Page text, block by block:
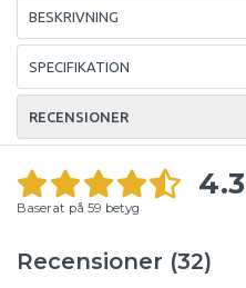
BESKRIVNING
SPECIFIKATION
RECENSIONER
4.3
Baserat på 59 betyg
Recensioner (32)